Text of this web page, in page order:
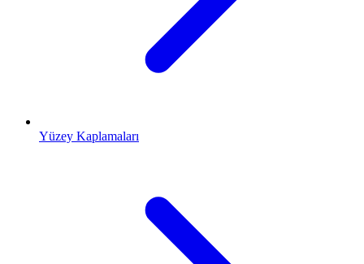
Yüzey Kaplamaları